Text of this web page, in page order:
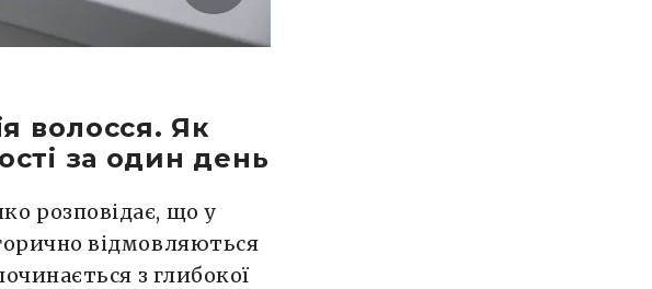
волосся. Як
за один день
розповідає, що у
відмовляються
з глибокої